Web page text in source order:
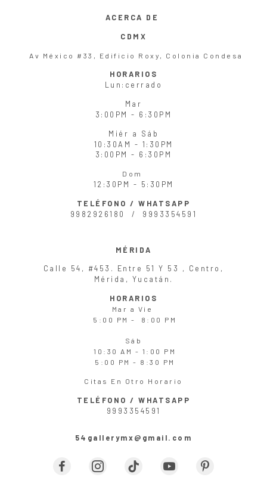
ACERCA DE
CDMX
Av México #33, Edificio Roxy, Colonia Condesa
HORARIOS
Lun :cerrado
Mar
3:00PM - 6:30PM
Miér a
Sáb
10:30AM - 1:30PM
3:00PM - 6:30PM
Dom
12:30PM - 5:30PM
TELÉFONO / WHATSAPP
9982926180 / 9993354591
MÉRIDA
Calle 54, #453. Entre 51 Y 53 , Centro,
Mérida, Yucatán.
HORARIOS
Mar a Vie
5:00 PM - 8:00 PM
Sáb
10:30 AM - 1:00 PM
5:00 PM - 8:30 PM
Citas En Otro Horario
TELÉFONO / WHATSAPP
9993354591
54gallerymx@gmail.com